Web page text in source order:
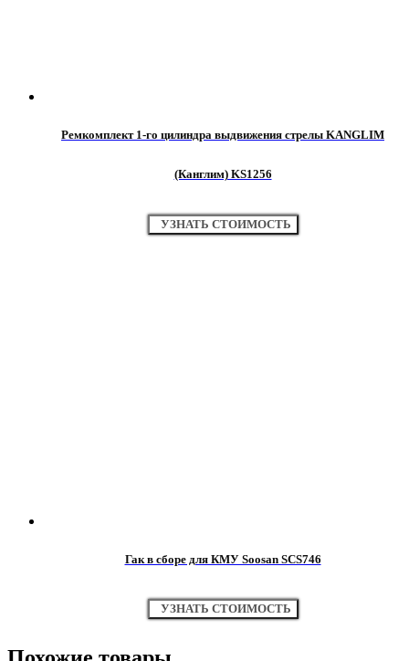
Ремкомплект 1-го цилиндра выдвижения стрелы KANGLIM
(Канглим) KS1256
УЗНАТЬ СТОИМОСТЬ
Гак в сборе для КМУ Soosan SCS746
УЗНАТЬ СТОИМОСТЬ